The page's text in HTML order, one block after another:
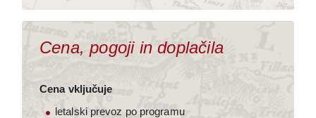
zgodovinske dediščine. Pri organizaciji smo pozornost
namenili tudi udobju potnikov, ki bodo vse noči nastanjeni
v istem hotelu s 5*. Pred vami je potovanje, ki navduši
vsakogar, tudi tiste, ki ste metropolo ob Nilu že obiskali.
Cena, pogoji in doplačila
Cena vključuje
letalski prevoz po programu